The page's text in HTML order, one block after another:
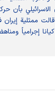
ممثلية إيران
إجرامياً